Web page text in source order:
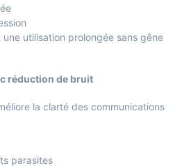
utilisation prolongée sans gêne
réduction de bruit
la clarté des communications
parasites